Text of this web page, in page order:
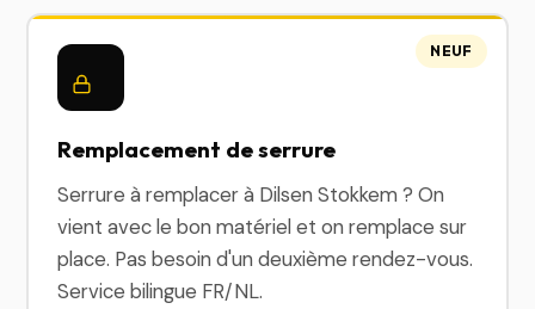
Remplacement de serrure
Serrure à remplacer à Dilsen Stokkem ? On
vient avec le bon matériel et on remplace sur
place. Pas besoin d'un deuxième rendez-vous.
Service bilingue FR/NL.
NEUF